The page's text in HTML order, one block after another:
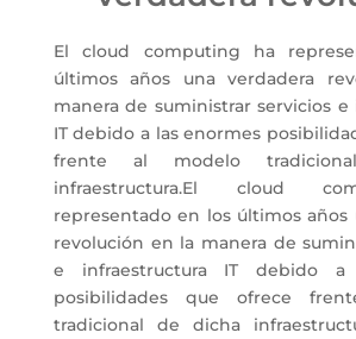
El cloud computing ha
últimos años una verdadera
manera de suministrar servicios e
IT debido a las enormes
frente al modelo
infraestructura.El cloud
representado en los últimos años
revolución en la manera de
e infraestructura IT debido a
posibilidades que ofrece
tradicional de dicha